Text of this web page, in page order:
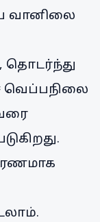
வானிலை
தொடர்ந்து
வெப்பநிலை